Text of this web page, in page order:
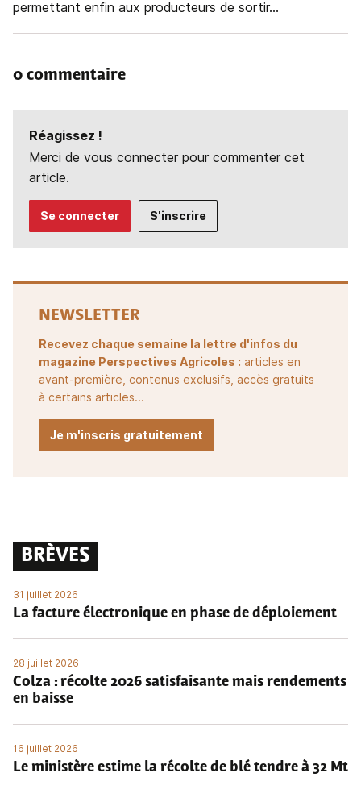
permettant enfin aux producteurs de sortir...
0 commentaire
Réagissez !
Merci de vous connecter pour commenter cet
article.
Se connecter S'inscrire
NEWSLETTER
Recevez chaque semaine la lettre d'infos du
magazine Perspectives Agricoles : articles en
avant-première, contenus exclusifs, accès gratuits
à certains articles...
Je m'inscris gratuitement
BRÈVES
31 juillet 2026
La facture électronique en phase de déploiement
28 juillet 2026
Colza : récolte 2026 satisfaisante mais rendements
en baisse
16 juillet 2026
Le ministère estime la récolte de blé tendre à 32 Mt